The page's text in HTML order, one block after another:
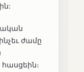
ժամը
հասցեին։